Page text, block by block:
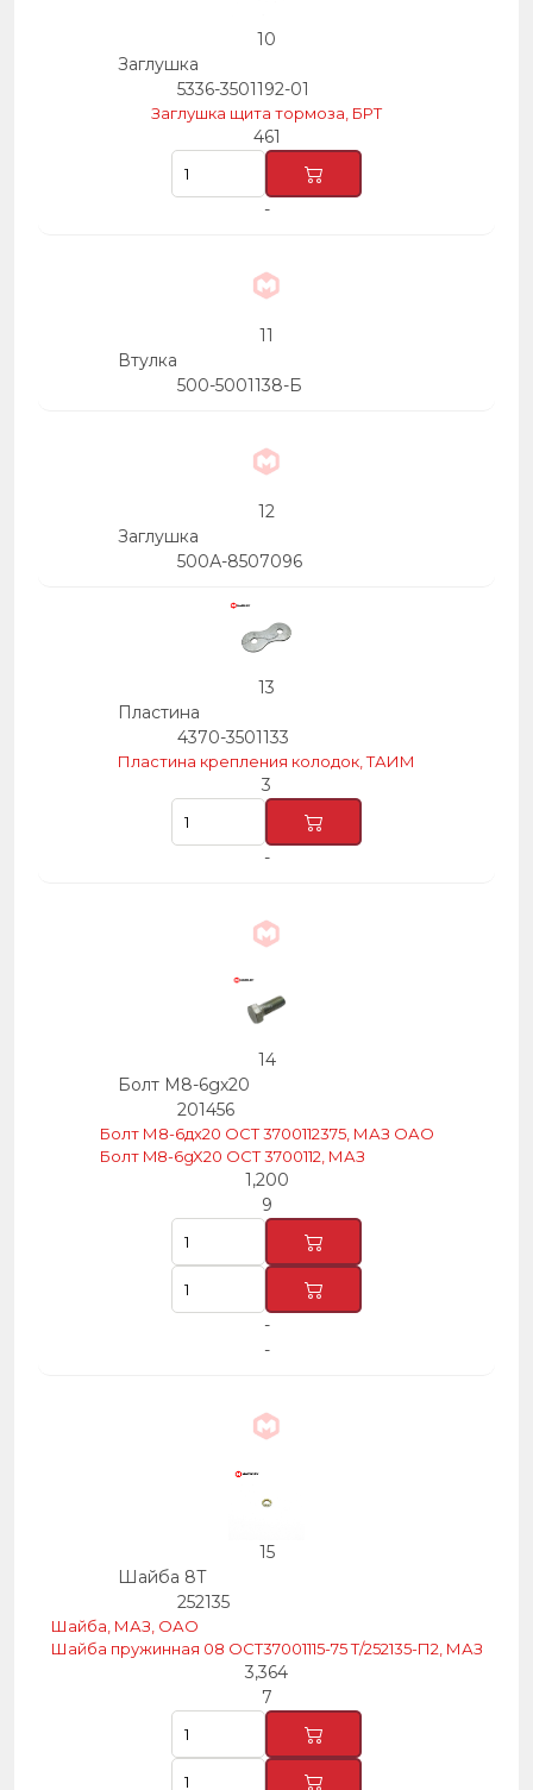
10
Заглушка
5336-3501192-01
Заглушка щита тормоза, БРТ
461
-
11
Втулка
500-5001138-Б
12
Заглушка
500А-8507096
13
Пластина
4370-3501133
Пластина крепления колодок, ТАИМ
3
-
14
Болт М8-6gх20
201456
Болт М8-6дх20 ОСТ 3700112375, МАЗ ОАО
Болт M8-6gX20 OCT 3700112, МАЗ
1,200
9
-
-
15
Шайба 8Т
252135
Шайба, МАЗ, ОАО
Шайба пружинная 08 ОСТ37001115-75 Т/252135-П2, МАЗ
3,364
7